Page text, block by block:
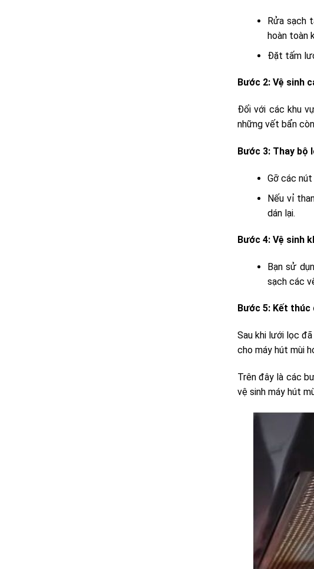
Rửa sạch
hoàn toàn
Đặt tấm
Bước 2: Vệ sinh
Đối với các khu
những vết bẩn
Bước 3: Thay bộ
Gỡ các
Nếu vỉ
dán lại.
Bước 4: Vệ sinh
Bạn sử
sạch các
Bước 5: Kết thúc
Sau khi lưới lọc
cho máy hút mùi
Trên đây là các
vệ sinh máy hút